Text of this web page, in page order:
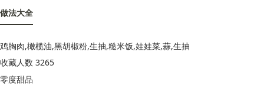
做法大全
鸡胸肉,橄榄油,黑胡椒粉,生抽,糙米饭,娃娃菜,蒜,生抽
收藏人数 3265
零度甜品